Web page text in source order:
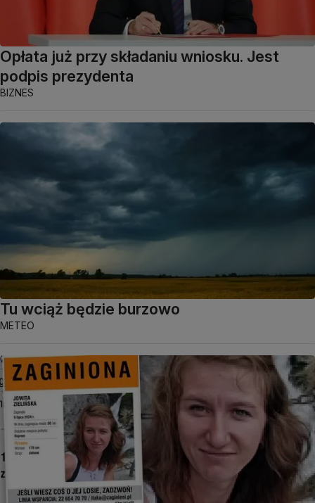
Opłata już przy składaniu wniosku. Jest
podpis prezydenta
BIZNES
Tu wciąż będzie burzowo
METEO